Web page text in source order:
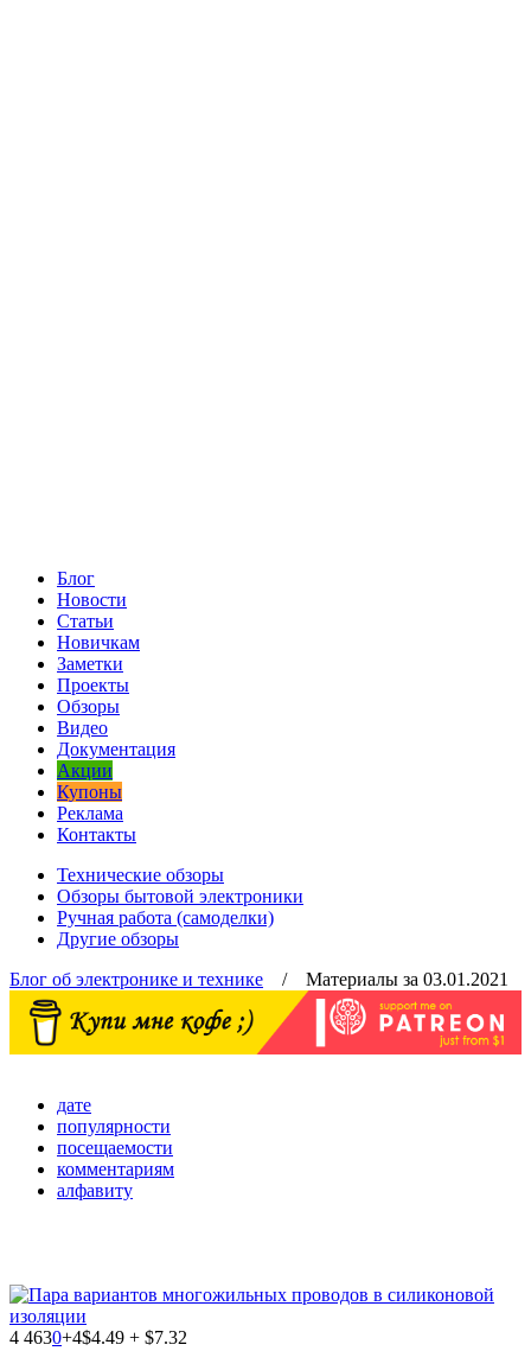
Блог
Новости
Статьи
Новичкам
Заметки
Проекты
Обзоры
Видео
Документация
Акции
Купоны
Реклама
Контакты
Технические обзоры
Обзоры бытовой электроники
Ручная работа (самоделки)
Другие обзоры
Блог об электронике и технике / Материалы за 03.01.2021
дате
популярности
посещаемости
комментариям
алфавиту
4 4630+4$4.49 + $7.32